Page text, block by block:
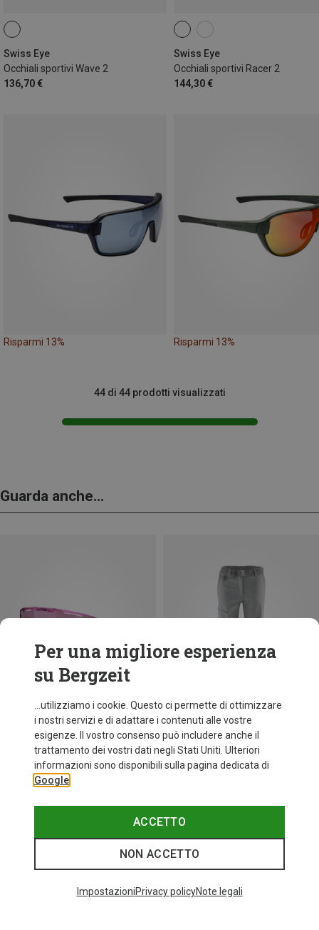
Swiss Eye
Occhiali sportivi Wave 2
136,70 €
Swiss Eye
Occhiali sportivi Racer 2
144,30 €
Risparmi 13% Risparmi 13%
44 di 44 prodotti visualizzati
Guarda anche...
+11 Taglie
ONE SIZE
fino a 33%
Categories speciali
Per una migliore esperienza
su Bergzeit
...utilizziamo i cookie. Questo ci permette di ottimizzare
i nostri servizi e di adattare i contenuti alle vostre
esigenze. Il vostro consenso può includere anche il
trattamento dei vostri dati negli Stati Uniti. Ulteriori
informazioni sono disponibili sulla pagina dedicata di
Google
ACCETTO
NON ACCETTO
ImpostazioniPrivacy policyNote legali